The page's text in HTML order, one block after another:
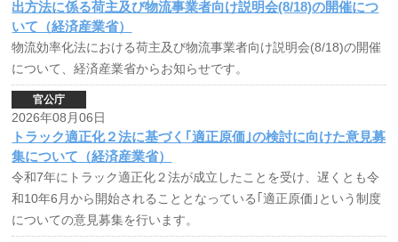
出方法に係る荷主及び物流事業者向け説明会(8/18)の開催につ
いて（経済産業省）
物流効率化法における荷主及び物流事業者向け説明会(8/18)の開催
について、経済産業省からお知らせです。
官公庁
2026年08月06日
トラック適正化２法に基づく｢適正原価｣の検討に向けた意見募
集について（経済産業省）
令和7年にトラック適正化２法が成立したことを受け、遅くとも令
和10年6月から開始されることとなっている｢適正原価｣という制度
についての意見募集を行います。